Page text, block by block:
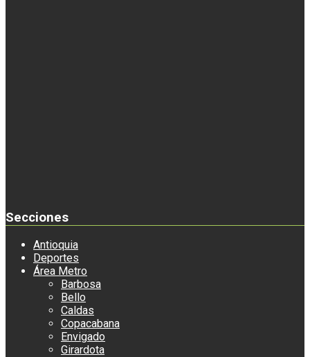
Secciones
Antioquia
Deportes
Área Metro
Barbosa
Bello
Caldas
Copacabana
Envigado
Girardota